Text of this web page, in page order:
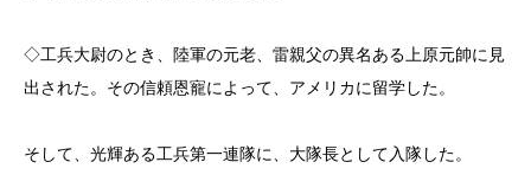
◇工兵大尉のとき、陸軍の元老、雷親父の異名ある上原元帥に見
出された。その信頼恩寵によって、アメリカに留学した。
そして、光輝ある工兵第一連隊に、大隊長として入隊した。